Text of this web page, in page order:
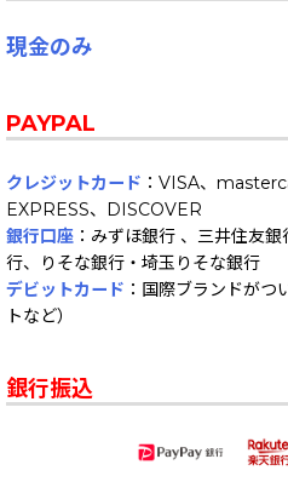
現金のみ
PAYPAL
クレジットカード ：VISA、
EXPRESS、DISCOVER
銀行口座 ：みずほ銀行 、三井住友
行、りそな銀行・埼玉りそな銀行
デビットカード ：国際ブランドが
トなど）
銀行振込